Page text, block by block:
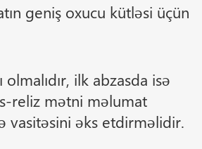
geniş oxucu kütləsi üçün
ilk abzasda isə
reliz mətni məlumat
vasitəsini əks etdirməlidir.